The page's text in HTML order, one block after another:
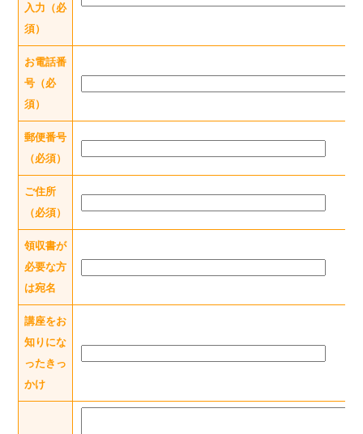
入力（必
須）
お電話番
号（必
須）
郵便番号
（必須）
ご住所
（必須）
領収書が
必要な方
は宛名
講座をお
知りにな
ったきっ
かけ